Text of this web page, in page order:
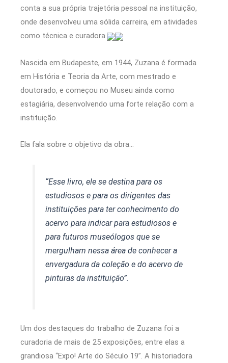
conta a sua própria trajetória pessoal na instituição,
onde desenvolveu uma sólida carreira, em atividades
como técnica e curadora.
Nascida em Budapeste, em 1944, Zuzana é formada
em História e Teoria da Arte, com mestrado e
doutorado, e começou no Museu ainda como
estagiária, desenvolvendo uma forte relação com a
instituição.
Ela fala sobre o objetivo da obra…
“Esse livro, ele se destina para os
estudiosos e para os dirigentes das
instituições para ter conhecimento do
acervo para indicar para estudiosos e
para futuros museólogos que se
mergulham nessa área de conhecer a
envergadura da coleção e do acervo de
pinturas da instituição”.
Um dos destaques do trabalho de Zuzana foi a
curadoria de mais de 25 exposições, entre elas a
grandiosa “Expo! Arte do Século 19”. A historiadora